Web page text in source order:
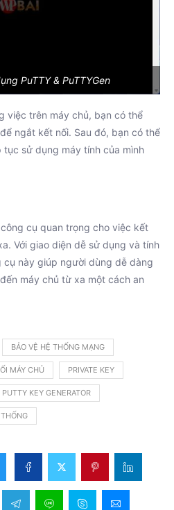
PuTTY & PuTTYGen
việc trên máy chủ, bạn có thể
ngắt kết nối. Sau đó, bạn có thể
sử dụng máy tính của mình
công cụ quan trọng cho việc kết
Với giao diện dễ sử dụng và tính
cụ này giúp người dùng dễ dàng
máy chủ từ xa một cách an
BẢO VỆ HỆ THỐNG MẠNG
MÁY CHỦ PRIVATE KEY
PUTTY KEY GENERATOR